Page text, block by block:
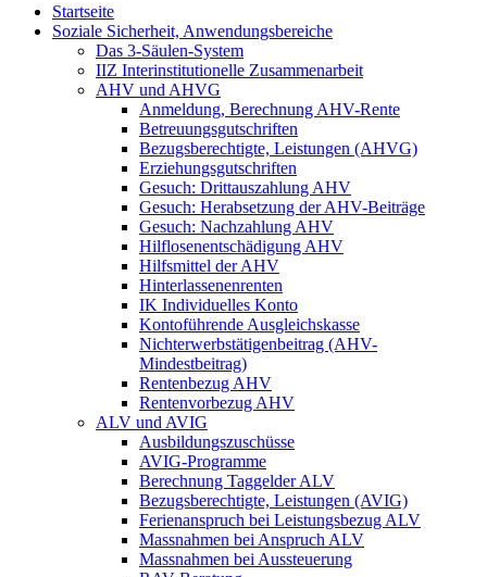
Startseite
Soziale Sicherheit, Anwendungsbereiche
Das 3-Säulen-System
IIZ Interinstitutionelle Zusammenarbeit
AHV und AHVG
Anmeldung, Berechnung AHV-Rente
Betreuungsgutschriften
Bezugsberechtigte, Leistungen (AHVG)
Erziehungsgutschriften
Gesuch: Drittauszahlung AHV
Gesuch: Herabsetzung der AHV-Beiträge
Gesuch: Nachzahlung AHV
Hilflosenentschädigung AHV
Hilfsmittel der AHV
Hinterlassenenrenten
IK Individuelles Konto
Kontoführende Ausgleichskasse
Nichterwerbstätigenbeitrag (AHV-
Mindestbeitrag)
Rentenbezug AHV
Rentenvorbezug AHV
ALV und AVIG
Ausbildungszuschüsse
AVIG-Programme
Berechnung Taggelder ALV
Bezugsberechtigte, Leistungen (AVIG)
Ferienanspruch bei Leistungsbezug ALV
Massnahmen bei Anspruch ALV
Massnahmen bei Aussteuerung